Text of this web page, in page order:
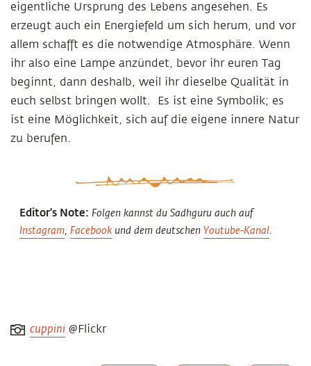
eigentliche Ursprung des Lebens angesehen. Es
erzeugt auch ein Energiefeld um sich herum, und vor
allem schafft es die notwendige Atmosphäre. Wenn
ihr also eine Lampe anzündet, bevor ihr euren Tag
beginnt, dann deshalb, weil ihr dieselbe Qualität in
euch selbst bringen wollt. Es ist eine Symbolik; es
ist eine Möglichkeit, sich auf die eigene innere Natur
zu berufen.
Editor's Note: Folgen kannst du Sadhguru auch auf
Instagram, Facebookund dem deutschen Youtube-Kanal.
cuppini @Flickr